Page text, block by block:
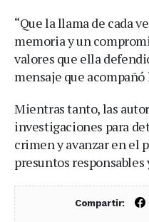
“Que la llama de cada
memoria y un
valores que ella
mensaje que
Mientras tanto, las
investigaciones para
crimen y avanzar en el
presuntos
Compartir: